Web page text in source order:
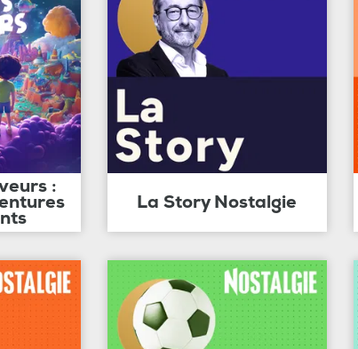
:
La Story Nostalgie